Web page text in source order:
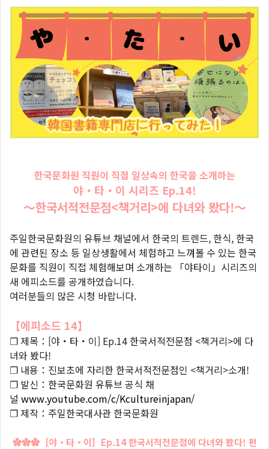
한국문화원 직원이 직접 일상속의 한국을 소개하는
야・타・이 시리즈 Ep.14!
〜한국서적전문점<책거리>에 다녀와 봤다!〜
주일한국문화원의 유튜브 채널에서 한국의 트렌드, 한식, 한국
에 관련된 장소 등 일상생활에서 체험하고 느껴볼 수 있는 한국
문화를 직원이 직접 체험해보며 소개하는 「야타이」시리즈의
새 에피소드를 공개하였습니다.
여러분들의 많은 시청 바랍니다.
【에피소드 14】
❐ 제목：[야・타・이] Ep.14 한국서적전문점 <책거리>에 다
녀와 봤다!
❐ 내용：진보초에 자리한 한국서적전문점인 <책거리>소개!
❐ 발신：한국문화원 유튜브 공식 채
널 www.youtube.com/c/Kcultureinjapan/
❐ 제작：주일한국대사관 한국문화원
✿✿✿［야・타・이］Ep.14 한국서적전문점에 다녀와 봤다! 편